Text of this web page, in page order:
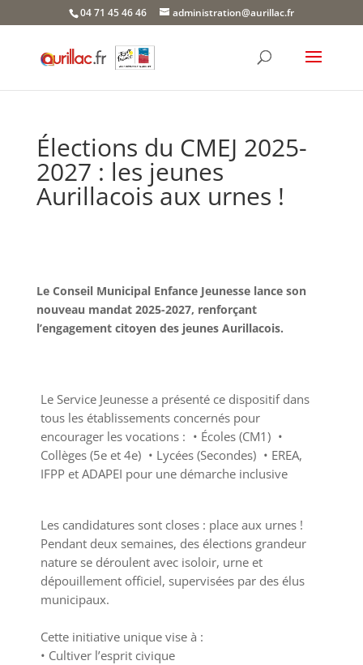
04 71 45 46 46 administration@aurillac.fr
Élections du CMEJ 2025-
2027 : les jeunes
Aurillacois aux urnes !
Le Conseil Municipal Enfance Jeunesse lance son
nouveau mandat 2025-2027, renforçant
l’engagement citoyen des jeunes Aurillacois.
Le Service Jeunesse a présenté ce dispositif dans
tous les établissements concernés pour
encourager les vocations : • Écoles (CM1) •
Collèges (5e et 4e) • Lycées (Secondes) • EREA,
IFPP et ADAPEI pour une démarche inclusive
Les candidatures sont closes : place aux urnes !
Pendant deux semaines, des élections grandeur
nature se déroulent avec isoloir, urne et
dépouillement officiel, supervisées par des élus
municipaux.
Cette initiative unique vise à :
• Cultiver l’esprit civique